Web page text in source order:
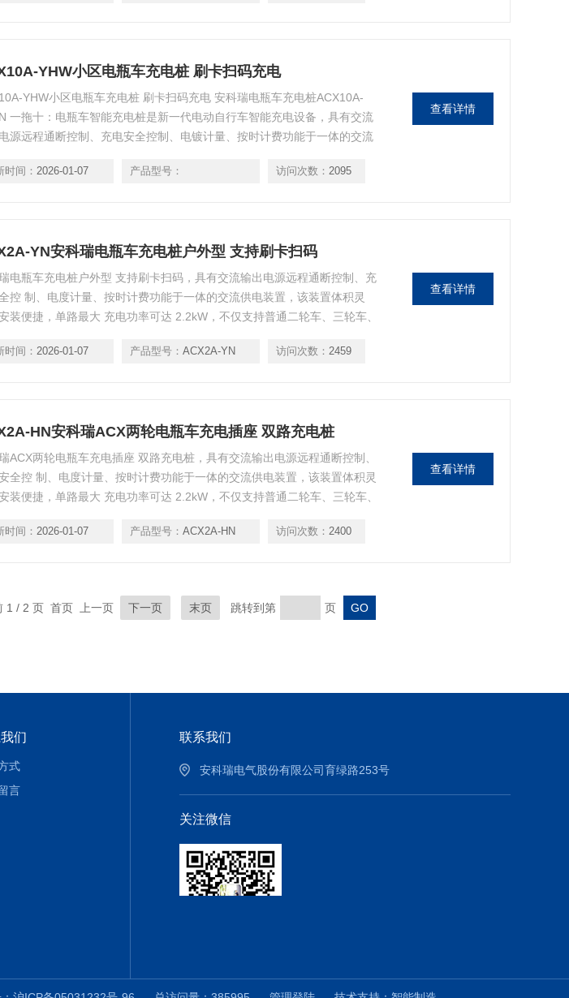
YHW小区电瓶车充电桩 刷卡扫码充电
YHW小区电瓶车充电桩 刷卡扫码充电 安科瑞电瓶车充电桩ACX10A-
一拖十：电瓶车智能充电桩是新一代电动自行车智能充电设备，具有交流
源远程通断控制、充电安全控制、电镀计量、按时计费功能于一体的交流
时间： 2026-01-07 产品型号： 访问次数： 2095
查看详情
YN安科瑞电瓶车充电桩户外型 支持刷卡扫码
电瓶车充电桩户外型 支持刷卡扫码，具有交流输出电源远程通断控制、充
控 制、电度计量、按时计费功能于一体的交流供电装置，该装置体积灵
装便捷，单路最大 充电功率可达 2.2kW，不仅支持普通二轮车、三轮车、
同时提升电器使用的安全性。具备灵活支付、充 满自停、过载保护等功能，
时间： 2026-01-07 产品型号： ACX2A-YN 访问次数： 2459
查看详情
HN安科瑞ACX两轮电瓶车充电插座 双路充电桩
ACX两轮电瓶车充电插座 双路充电桩，具有交流输出电源远程通断控制、
全控 制、电度计量、按时计费功能于一体的交流供电装置，该装置体积灵
装便捷，单路最大 充电功率可达 2.2kW，不仅支持普通二轮车、三轮车、
同时提升电器使用的安全性。具备灵活支付、充 满自停、过载保护等功能，
时间： 2026-01-07 产品型号： ACX2A-HN 访问次数： 2400
查看详情
1 / 2 页 首页 上一页 下一页 末页 跳转到第 页
们
式
言
联系我们
安科瑞电气股份有限公司育绿路253号
关注微信